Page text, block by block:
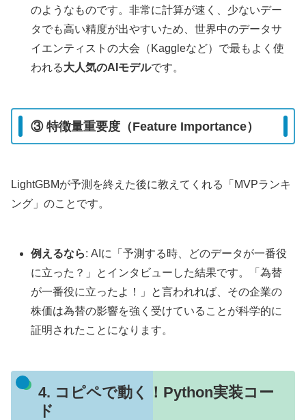
のようなものです。非常に計算が速く、少ないデー
タでも高い精度が出やすいため、世界中のデータサ
イエンティストの大会（Kaggleなど）で最もよく使
われる大人気のAIモデルです。
③ 特徴量重要度（Feature Importance）
LightGBMが予測を終えた後に教えてくれる「MVPランキ
ング」のことです。
例えるなら: AIに「予測する時、どのデータが一番役
に立った？」とインタビューした結果です。「為替
が一番役に立ったよ！」と言われれば、その企業の
株価は為替の影響を強く受けていることが科学的に
証明されたことになります。
4. コピペで動く！Python実装コー
ド